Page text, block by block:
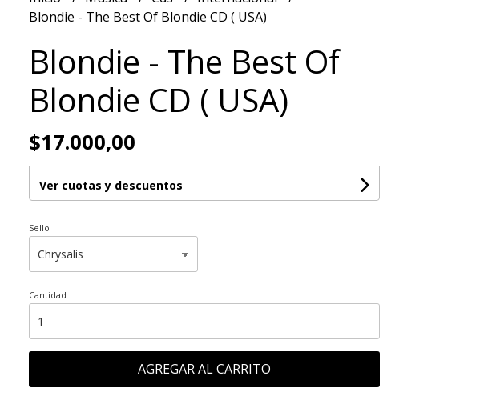
Blondie - The Best Of Blondie CD ( USA)
Blondie - The Best Of
Blondie CD ( USA)
$17.000,00
Ver cuotas y descuentos
Sello
Cantidad
AGREGAR AL CARRITO